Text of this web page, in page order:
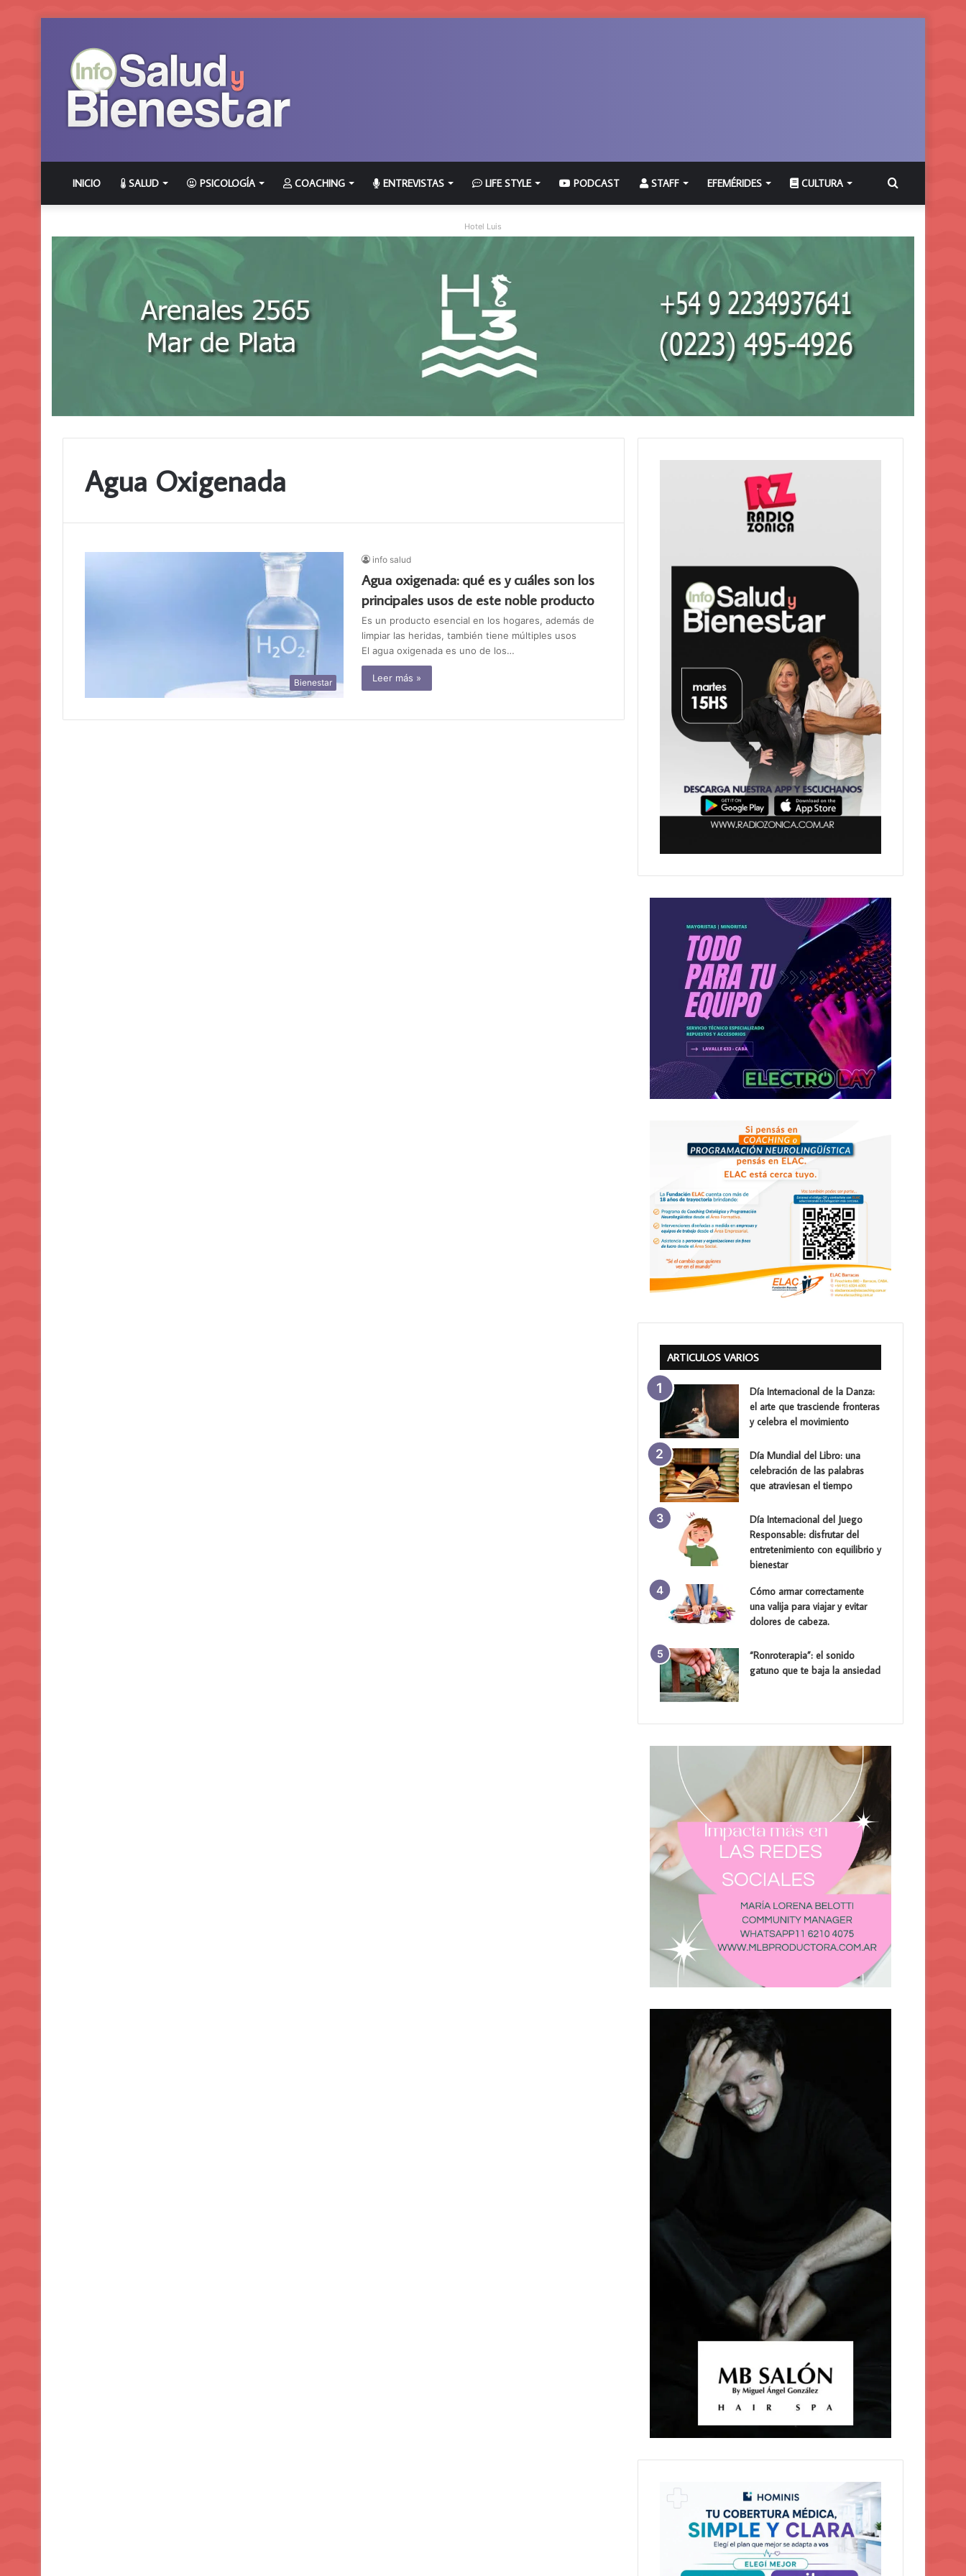
INICIO SALUD PSICOLOGÍA COACHING ENTREVISTAS LIFE STYLE PODCAST STAFF EFEMÉRIDES CULTURA Buscar
Hotel Luis
Agua Oxigenada
Bienestar
info salud
Agua oxigenada: qué es y cuáles son los
principales usos de este noble producto
Es un producto esencial en los hogares, además de
limpiar las heridas, también tiene múltiples usos
El agua oxigenada es uno de los…
Leer más »
ARTICULOS VARIOS
Día Internacional de la Danza:
el arte que trasciende fronteras
y celebra el movimiento
Día Mundial del Libro: una
celebración de las palabras
que atraviesan el tiempo
Día Internacional del Juego
Responsable: disfrutar del
entretenimiento con equilibrio y
bienestar
Cómo armar correctamente
una valija para viajar y evitar
dolores de cabeza.
“Ronroterapia”: el sonido
gatuno que te baja la ansiedad